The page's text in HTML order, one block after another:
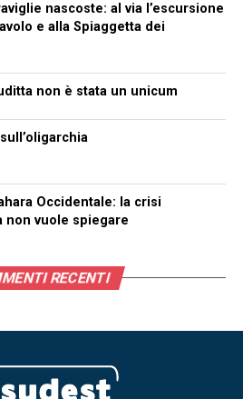
nascoste: al via l’escursione
e alla Spiaggetta dei
non è stata un unicum
Occidentale: la crisi
non vuole spiegare
RECENTI